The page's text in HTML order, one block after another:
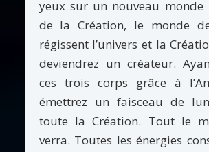
yeux sur un nouveau monde
de la Création, le monde
régissent l’univers et la
deviendrez un créateur.
ces trois corps grâce à
émettrez un faisceau de
toute la Création. Tout le
verra. Toutes les énergies